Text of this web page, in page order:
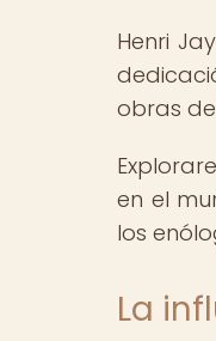
Henri
obras
en el
los
La